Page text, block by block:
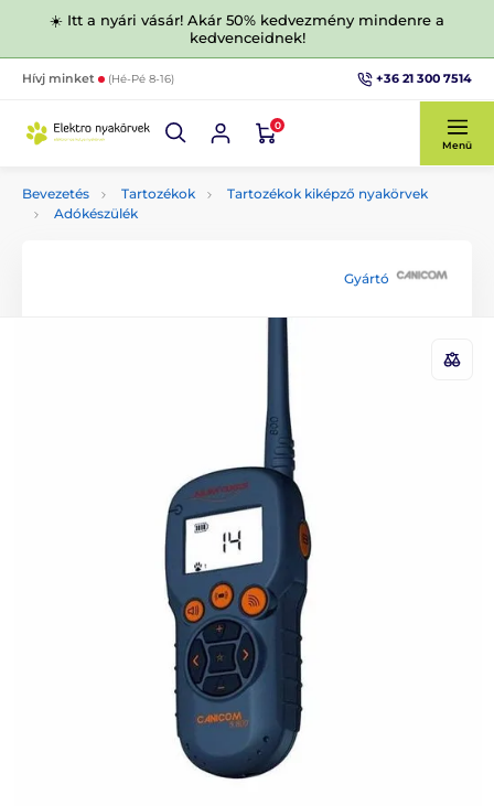
☀️ Itt a nyári vásár! Akár 50% kedvezmény mindenre a
kedvenceidnek!
Hívj minket (Hé-Pé 8-16) +36 21 300 7514
0
Menü
Bevezetés Tartozékok
Tartozékok kiképző nyakörvek
Adókészülék
Gyártó